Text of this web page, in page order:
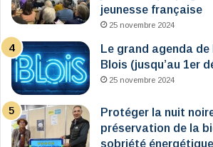
jeunesse française
25 novembre 2024
Le grand agenda
Blois (jusqu’au 1er
25 novembre 2024
Protéger la nuit
préservation de la
sobriété énergétique